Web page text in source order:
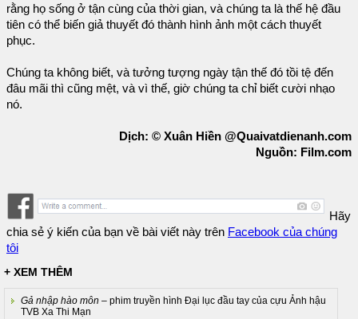
rằng họ sống ở tận cùng của thời gian, và chúng ta là thế hệ đầu
tiên có thể biến giả thuyết đó thành hình ảnh một cách thuyết
phục.
Chúng ta không biết, và tưởng tượng ngày tận thế đó tồi tệ đến
đâu mãi thì cũng mệt, và vì thế, giờ chúng ta chỉ biết cười nhạo
nó.
Dịch: © Xuân Hiền @Quaivatdienanh.com
Nguồn: Film.com
Hãy
chia sẻ ý kiến của bạn về bài viết này trên Facebook của chúng
tôi
+ XEM THÊM
Gả nhập hào môn – phim truyền hình Đại lục đầu tay của cựu Ảnh hậu
TVB Xa Thi Mạn